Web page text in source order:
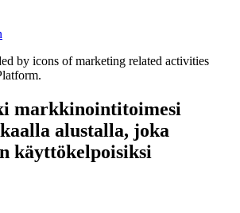
markkinointitoimesi
alustalla, joka
käyttökelpoisiksi